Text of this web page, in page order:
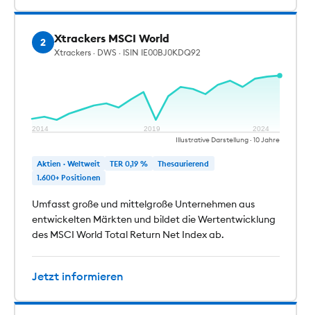
2 Xtrackers MSCI World
Xtrackers · DWS · ISIN IE00BJ0KDQ92
2014 2019 2024
Illustrative Darstellung · 10 Jahre
Aktien · Weltweit TER 0,19 %
Thesaurierend
1.600+ Positionen
Umfasst große und mittelgroße Unternehmen aus
entwickelten Märkten und bildet die Wertentwicklung
des MSCI World Total Return Net Index ab.
Jetzt informieren